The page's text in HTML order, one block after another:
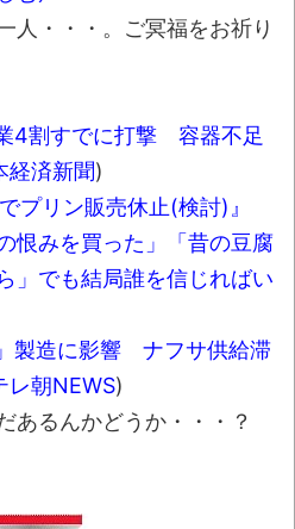
万円超えの美女、水着
ン7 ファイナルシーズンの
らない世界」スタグル特
れなかったJリーグ…なら
骨や服、沢の上流から流
・・・・・・・・
男性飛行家 太平洋横断
人・・・。ご冥福をお祈り
4割すでに打撃 容器不足
経済新聞)
プリン販売休止(検討)』
恨みを買った」「昔の豆腐
」でも結局誰を信じればい
製造に影響 ナフサ供給滞
レ朝NEWS)
るんかどうか・・・？